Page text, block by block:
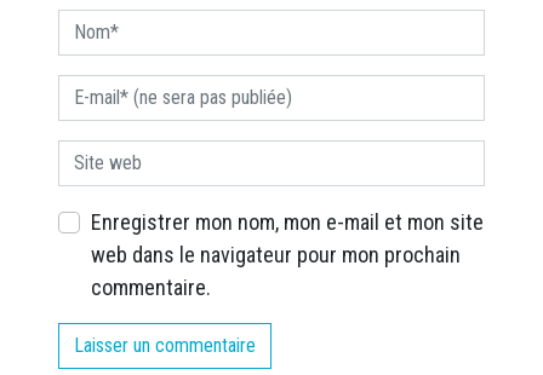
Enregistrer mon nom, mon e-mail et mon site
web dans le navigateur pour mon prochain
commentaire.